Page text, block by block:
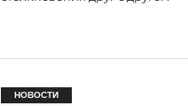
НОВОСТИ